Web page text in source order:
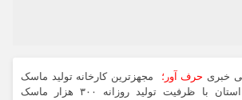
خبری حرف آور؛
مجهزترین کارخانه تولید ماسک
سه لایه پزشکی در استان با ظرفیت تولید روزانه ۳۰۰ هزار ماسک